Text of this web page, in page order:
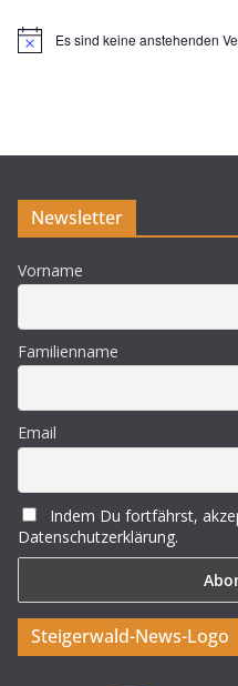
H
s
Es sind keine anstehenden
Newsletter
Vorname
Familienname
Email
Indem Du fortfährst,
Datenschutzerklärung.
Steigerwald-News-Logo